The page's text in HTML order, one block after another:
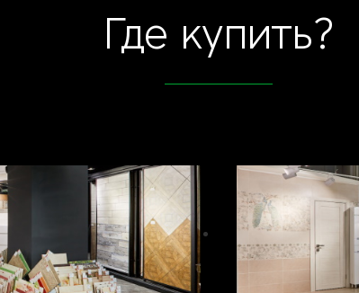
Где купить?